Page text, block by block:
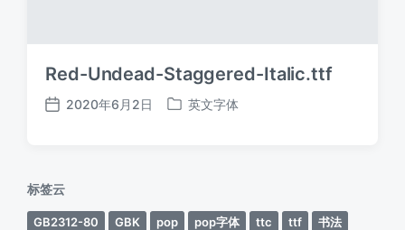
Red-Undead-Staggered-Italic.ttf
发
2020年6月2日
发
英文字体
标签云
GB2312-80 GBK pop pop字体 ttc ttf
书法